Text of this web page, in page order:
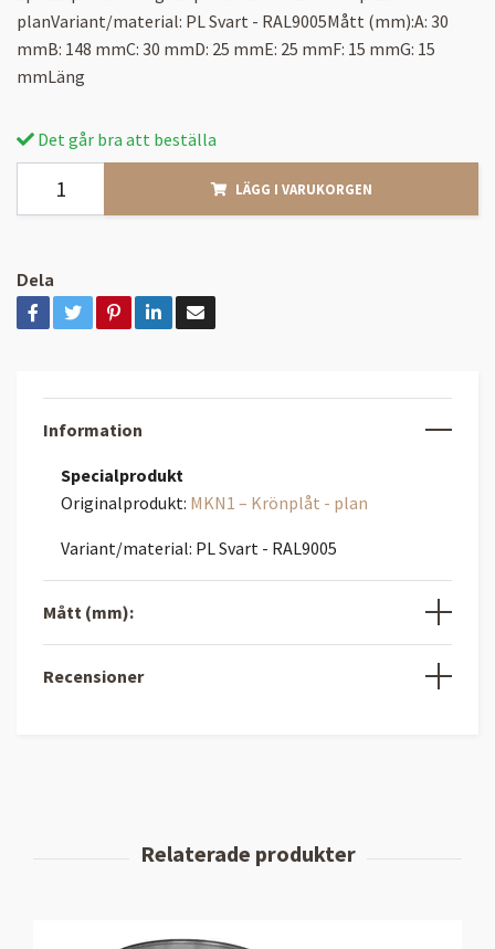
planVariant/material: PL Svart - RAL9005Mått (mm):A: 30
mmB: 148 mmC: 30 mmD: 25 mmE: 25 mmF: 15 mmG: 15
mmLäng
Det går bra att beställa
LÄGG I VARUKORGEN
Dela
Information
Specialprodukt
Originalprodukt: MKN1 – Krönplåt - plan
Variant/material: PL Svart - RAL9005
Mått (mm):
Recensioner